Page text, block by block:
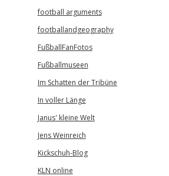
football arguments
footballandgeography
FußballFanFotos
Fußballmuseen
Im Schatten der Tribüne
In voller Länge
Janus' kleine Welt
Jens Weinreich
Kickschuh-Blog
KLN online